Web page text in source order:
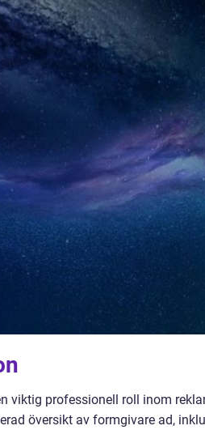
viktig professionell roll inom
översikt av formgivare ad,